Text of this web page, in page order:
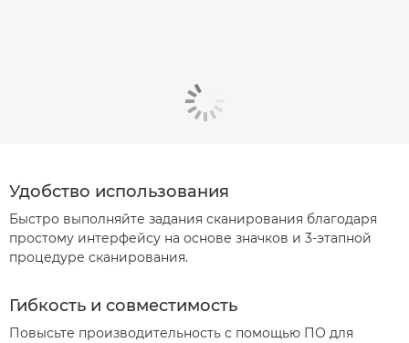
Удобство использования
Быстро выполняйте задания сканирования благодаря
простому интерфейсу на основе значков и 3-этапной
процедуре сканирования.
Гибкость и совместимость
Повысьте производительность с помощью ПО для